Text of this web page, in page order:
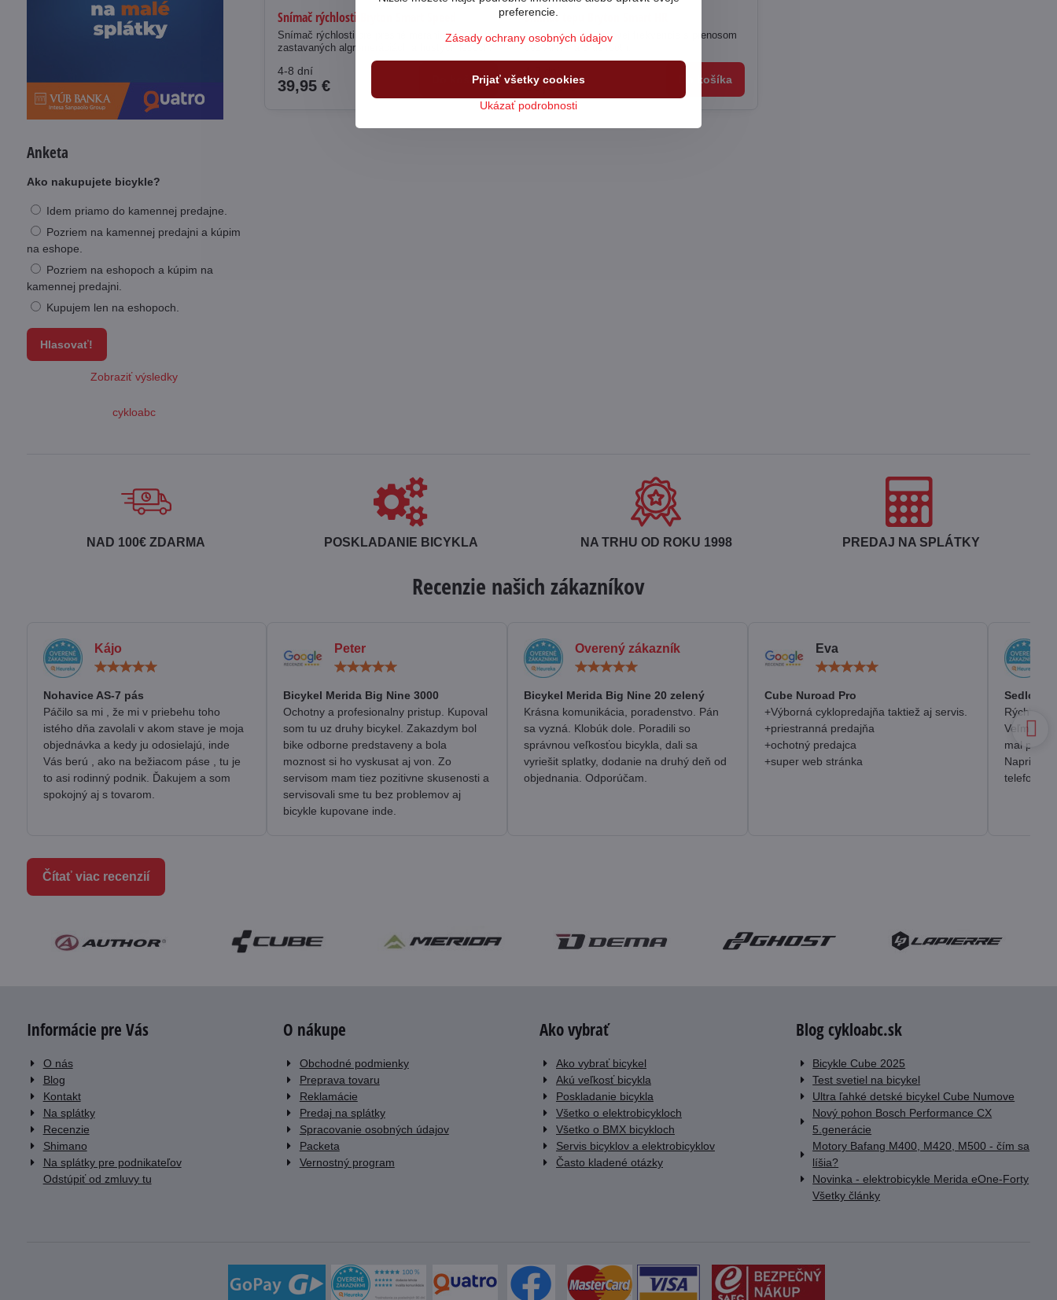
Snímač rýchlosti Bryton Smart Speed
Snímač rýchlosti pre presné meranie aj v husto
zastavaných algromeráciách a hustých lesoch.
4-8 dní
39,95 € Do košíka
Snímač tepu Bryton Smart HR
Hrudný snímač tepovej frekvencie s prenosom
cez ANT+ a BlueTooth.
59,95 € Do košíka
Anketa
Ako nakupujete bicykle?
Idem priamo do kamennej predajne.
Pozriem na kamennej predajni a kúpim
na eshope.
Pozriem na eshopoch a kúpim na
kamennej predajni.
Kupujem len na eshopoch.
Hlasovať!
Zobraziť výsledky
cykloabc
NAD 100€ ZDARMA POSKLADANIE BICYKLA NA TRHU OD ROKU 1998 PREDAJ NA SPLÁTKY
Recenzie našich zákazníkov
Kájo
Nohavice AS-7 pás
Páčilo sa mi , že mi v priebehu toho
istého dňa zavolali v akom stave je moja
objednávka a kedy ju odosielajú, inde
Vás berú , ako na bežiacom páse , tu je
to asi rodinný podnik. Ďakujem a som
spokojný aj s tovarom.
Peter
/
5
Bicykel Merida Big Nine 3000
Ochotny a profesionalny pristup. Kupoval
som tu uz druhy bicykel. Zakazdym bol
bike odborne predstaveny a bola
moznost si ho vyskusat aj von. Zo
servisom mam tiez pozitivne skusenosti a
servisovali sme tu bez problemov aj
bicykle kupovane inde.
Overený zákazník
/
5
Bicykel Merida Big Nine 20 zelený
Krásna komunikácia, poradenstvo. Pán
sa vyzná. Klobúk dole. Poradili so
správnou veľkosťou bicykla, dali sa
vyriešit splatky, dodanie na druhý deň od
objednania. Odporúčam.
Eva
Cube Nuroad Pro
+Výborná cyklopredajňa taktiež aj servis.
+priestranná predajňa
+ochotný predajca
+super web stránka
Sedlo
Rýchlosť,
Veľmi
mal
Napriek
Čítať viac recenzií
Informácie pre Vás
O nás
Blog
Kontakt
Na splátky
Recenzie
Shimano
Na splátky pre podnikateľov
Odstúpiť od zmluvy tu
O nákupe
Obchodné podmienky
Preprava tovaru
Reklamácie
Predaj na splátky
Spracovanie osobných údajov
Packeta
Vernostný program
Ako vybrať
Ako vybrať bicykel
Akú veľkosť bicykla
Poskladanie bicykla
Všetko o elektrobicykloch
Všetko o BMX bicykloch
Servis bicyklov a elektrobicyklov
Často kladené otázky
Blog cykloabc.sk
Bicykle Cube 2025
Test svetiel na bicykel
Ultra ľahké detské bicykel Cube Numove
Nový pohon Bosch Performance CX
5.generácie
Motory Bafang M400, M420, M500 - čím sa
líšia?
Novinka - elektrobicykle Merida eOne-Forty
Všetky články
preferencie.
Zásady ochrany osobných údajov
Ukázať podrobnosti
Prijať všetky cookies